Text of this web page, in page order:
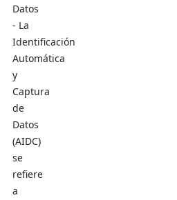
Datos
- La
Identificación
Automática
y
Captura
de
Datos
(AIDC)
se
refiere
a